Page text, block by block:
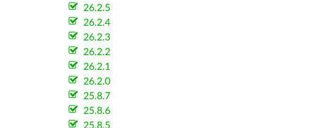
26.2.5
26.2.4
26.2.3
26.2.2
26.2.1
26.2.0
25.8.7
25.8.6
25.8.5